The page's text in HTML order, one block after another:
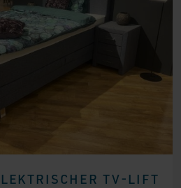
TV-LIFT